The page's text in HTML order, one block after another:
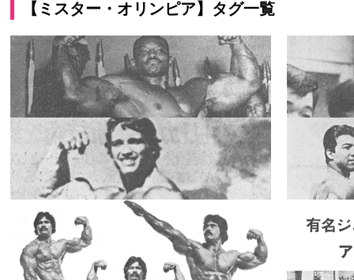
【ミスター・オリンピア】タグ一覧
2018.12.13
☆セルジオ・